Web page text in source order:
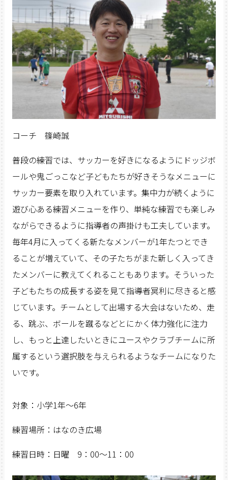
コーチ 篠崎誠
普段の練習では、サッカーを好きになるようにドッジボ
ールや鬼ごっこなど子どもたちが好きそうなメニューに
サッカー要素を取り入れています。集中力が続くように
遊び心ある練習メニューを作り、単純な練習でも楽しみ
ながらできるように指導者の声掛けも工夫しています。
毎年4月に入ってくる新たなメンバーが1年たつとでき
ることが増えていて、その子たちがまた新しく入ってき
たメンバーに教えてくれることもあります。そういった
子どもたちの成長する姿を見て指導者冥利に尽きると感
じています。チームとして出場する大会はないため、走
る、跳ぶ、ボールを蹴るなどとにかく体力強化に注力
し、もっと上達したいときにユースやクラブチームに所
属するという選択肢を与えられるようなチームになりた
いです。
対象：小学1年～6年
練習場所：はなのき広場
練習日時：日曜 9：00～11：00